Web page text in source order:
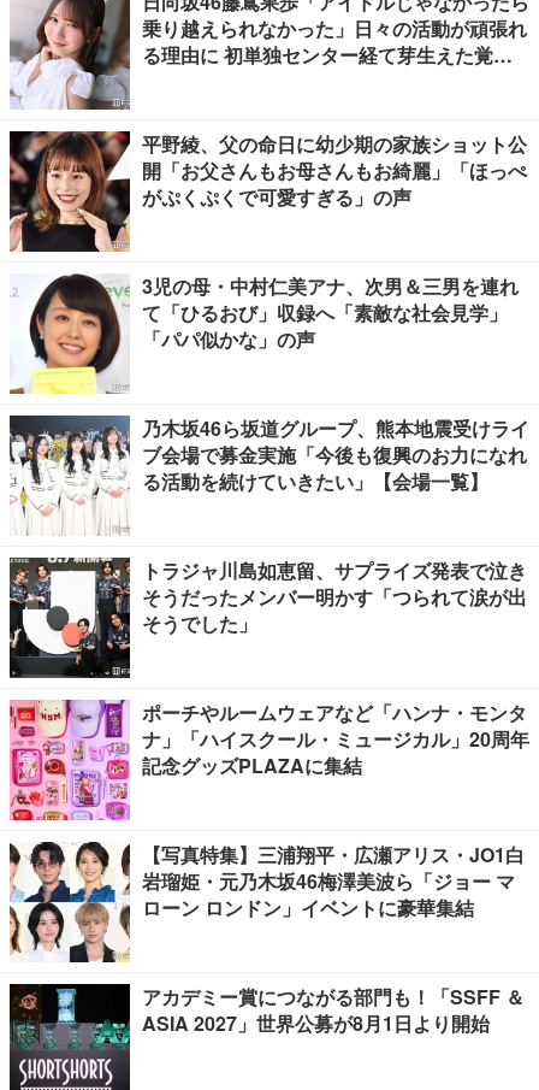
乗り越えられなかった」日々の活動が頑張れ
る理由に 初単独センター経て芽生えた覚悟
平野綾、父の命日に幼少期の家族ショット公
開「お父さんもお母さんもお綺麗」「ほっぺ
がぷくぷくで可愛すぎる」の声
3児の母・中村仁美アナ、次男＆三男を連れ
て「ひるおび」収録へ「素敵な社会見学」
「パパ似かな」の声
乃木坂46ら坂道グループ、熊本地震受けライ
ブ会場で募金実施「今後も復興のお力になれ
る活動を続けていきたい」【会場一覧】
トラジャ川島如恵留、サプライズ発表で泣き
そうだったメンバー明かす「つられて涙が出
そうでした」
ポーチやルームウェアなど「ハンナ・モンタ
ナ」「ハイスクール・ミュージカル」20周年
記念グッズPLAZAに集結
【写真特集】三浦翔平・広瀬アリス・JO1白
岩瑠姫・元乃木坂46梅澤美波ら「ジョー マ
ローン ロンドン」イベントに豪華集結
アカデミー賞につながる部門も！「SSFF ＆
ASIA 2027」世界公募が8月1日より開始